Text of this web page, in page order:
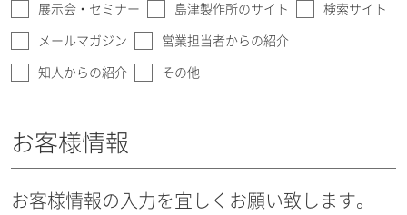
展示会・セミナー 島津製作所のサイト 検索サイト
メールマガジン 営業担当者からの紹介
知人からの紹介 その他
お客様情報
お客様情報の入力を宜しくお願い致します。